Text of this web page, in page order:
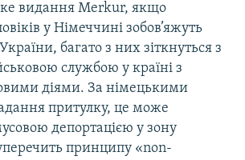
видання Merkur, якщо
у Німеччині зобов’яжуть
багато з них зіткнуться з
службою у країні з
діями. За німецькими
притулку, це може
депортацією у зону
принципу «non-